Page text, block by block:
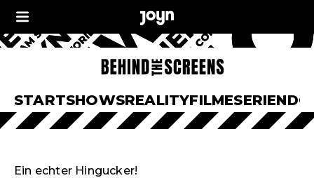
STARTSHOWSREALITYFILMESERIEN
Ein echter Hingucker!